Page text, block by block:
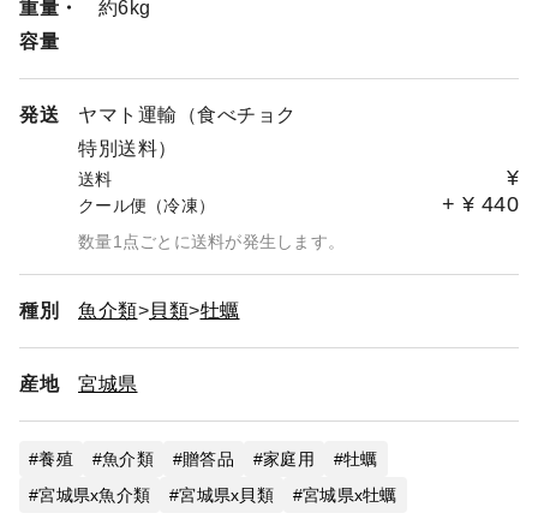
【その他 日曜以外の休業日】
8/1（月）、8月15日～17日
※事前にカート内で日時指定ができる日程については、ご
指定通りに出荷させていただきます。📦
【悪天候に伴う配送のご案内】 📢
出荷の判断について ❄️ 発送時に悪天候で運送会社の「引
き受け停止」が発生している場合は、品質保持のため出荷
候による遅延については、当店では一切の補償をいたしか
日程に余裕を持ってご指定ください。
離島地域の方へ 🏝️ お届けまでに時間を要し、鮮度の保証
が難しいため、ご購入をお控えいただくようお願い申し上
不可抗力による遅延については一切補償いたしません。何
重量・
容量
約6kg
発送
ヤマト運輸（食べチョク
特別送料）
送料 ¥
クール便（冷凍） + ¥ 440
数量1点ごとに送料が発生します。
種別 魚介類 貝類 牡蠣
産地 宮城県
養殖 魚介類 贈答品 家庭用
牡蠣
宮城県x魚介類
宮城県x貝類 宮城県x牡蠣